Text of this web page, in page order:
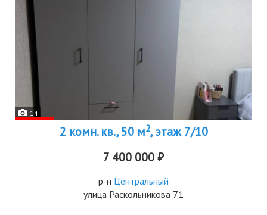
14
2 комн. кв., 50 м2, этаж 7/10
7 400 000 ₽
р-н Центральный
улица Раскольникова 71